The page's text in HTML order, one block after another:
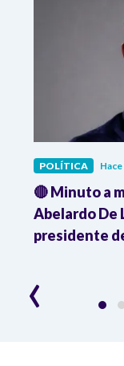
POLÍTICA
🔴 Minuto a
Abelardo De
presidente
‹